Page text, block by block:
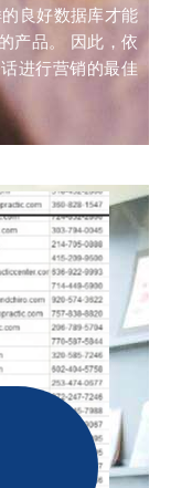
良好数据库才能
产品。 因此，依
进行营销的最佳